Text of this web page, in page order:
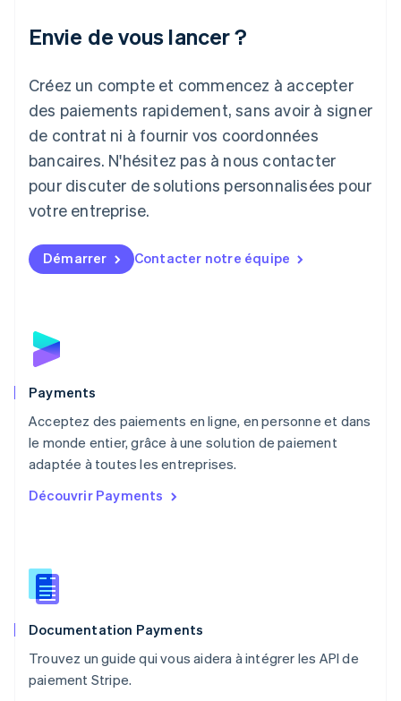
Envie de vous lancer ?
Créez un compte et commencez à accepter
des paiements rapidement, sans avoir à signer
de contrat ni à fournir vos coordonnées
bancaires. N'hésitez pas à nous contacter
pour discuter de solutions personnalisées pour
votre entreprise.
Démarrer Contacter notre équipe
Payments
Acceptez des paiements en ligne, en personne et dans
le monde entier, grâce à une solution de paiement
adaptée à toutes les entreprises.
Découvrir Payments
Documentation Payments
Trouvez un guide qui vous aidera à intégrer les API de
paiement Stripe.
Japon
Lettonie
English
Liechtenstein
DeutschEnglish
Lituanie
Luxembourg
FrançaisDeutschEnglish
English简体中文
Malte
Norvège
English
English
NederlandsEnglish
Pologne
English
PortuguêsEnglish
English
Roumanie
Royaume-Uni
Singapour
English 简体中文